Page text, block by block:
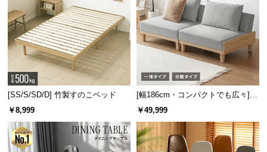
[SS/S/SD/D] 竹製すのこベッド
￥8,999
[幅186cm・コンパクトでも広々] 3
人掛けソファベッド リクライニン
￥49,999